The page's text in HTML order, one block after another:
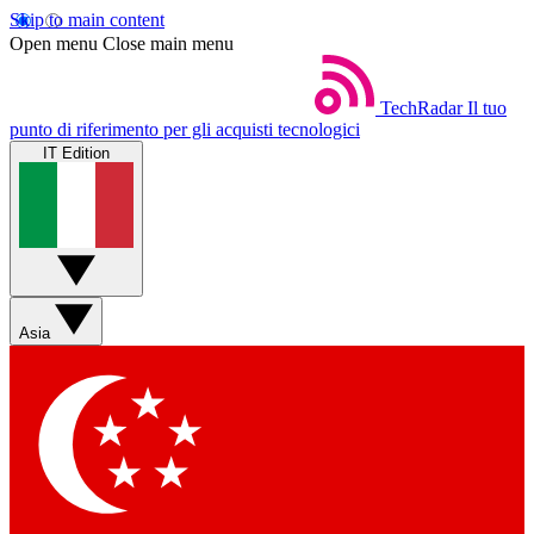
Skip to main content
Open menu Close main menu
TechRadar Il tuo
punto di riferimento per gli acquisti tecnologici
IT Edition
Asia